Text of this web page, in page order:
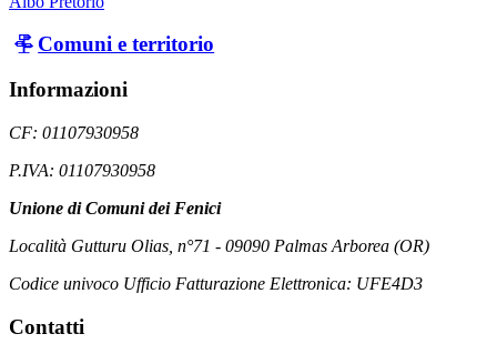
Comuni e territorio
Informazioni
CF: 01107930958
P.IVA: 01107930958
Unione di Comuni dei Fenici
Località Gutturu Olias, n°71 - 09090 Palmas Arborea (OR)
Codice univoco Ufficio Fatturazione Elettronica: UFE4D3
Contatti